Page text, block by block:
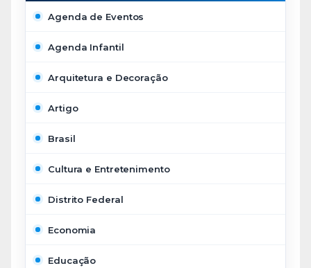
Agenda de Eventos
Agenda Infantil
Arquitetura e Decoração
Artigo
Brasil
Cultura e Entretenimento
Distrito Federal
Economia
Educação